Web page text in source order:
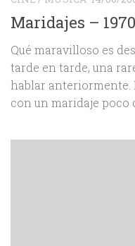
Maridajes – 1970
Qué maravilloso es
tarde en tarde, una
hablar anteriormente.
con un maridaje poco